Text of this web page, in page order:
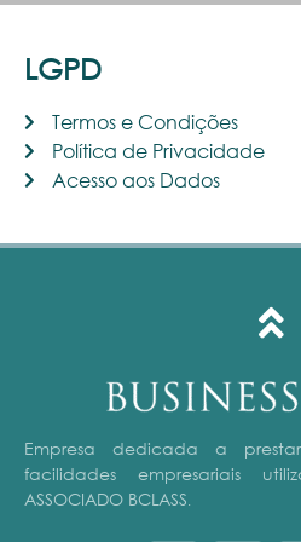
LGPD
Termos e Condições
Política de Privacidade
Acesso aos Dados
Empresa dedicada a
facilidades empresariais
ASSOCIADO BCLASS